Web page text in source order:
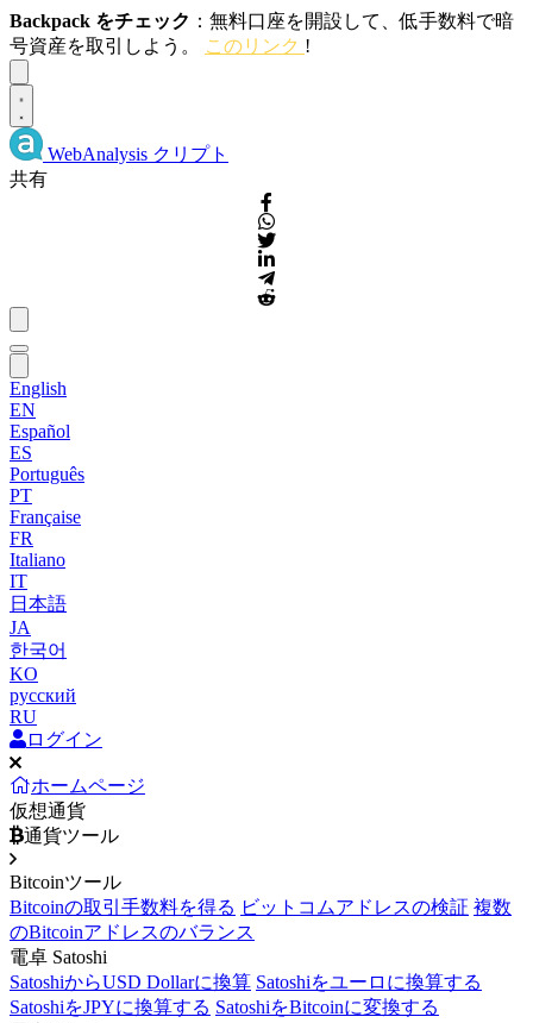
Backpack をチェック ：無料口座を開設して、低手数料で暗
号資産を取引しよう。
このリンク !
WebAnalysis クリプト
共有
English
EN
Español
ES
Português
PT
Française
FR
Italiano
IT
日本語
JA
한국어
KO
русский
RU
ログイン
ホームページ
仮想通貨
通貨ツール
Bitcoinツール
Bitcoinの取引手数料を得る ビットコムアドレスの検証 複数
のBitcoinアドレスのバランス
電卓 Satoshi
SatoshiからUSD Dollarに換算 Satoshiをユーロに換算する
SatoshiをJPYに換算する SatoshiをBitcoinに変換する